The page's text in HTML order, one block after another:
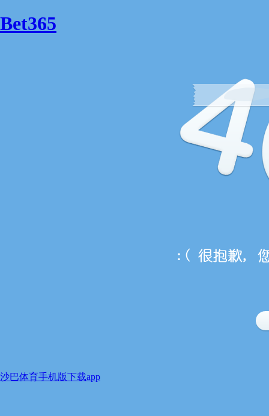
Bet365
沙巴体育手机版下载app